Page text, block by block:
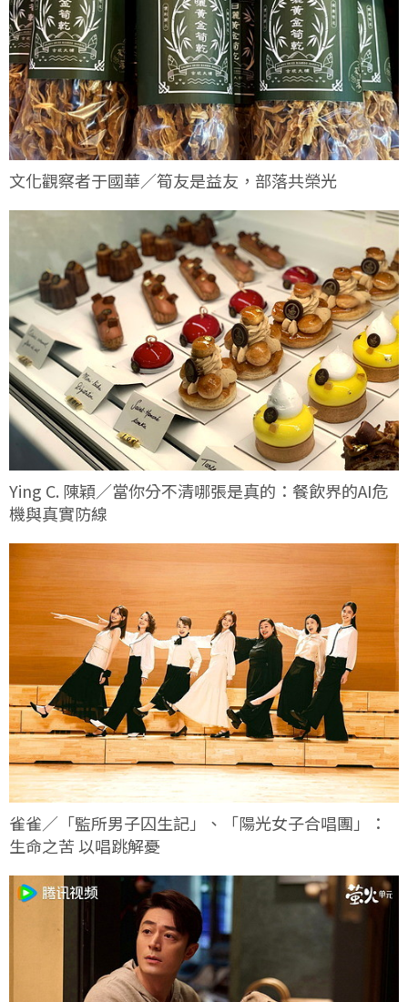
文化觀察者于國華／筍友是益友，部落共榮光
Ying C. 陳穎／當你分不清哪張是真的：餐飲界的AI危
機與真實防線
雀雀／「監所男子囚生記」、「陽光女子合唱團」：
生命之苦 以唱跳解憂